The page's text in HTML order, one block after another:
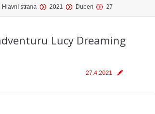
Hlavní strana 2021 Duben 27
Lucy Dreaming
27.4.2021